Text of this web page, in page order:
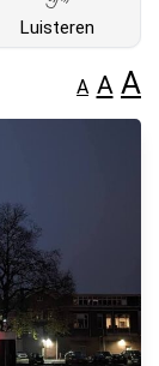
Luisteren
A A A